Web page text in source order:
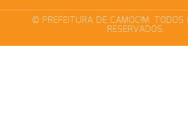
© PREFEITURA DE CAMOCIM. TODOS
RESERVADOS.